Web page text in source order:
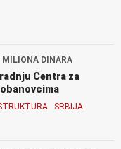
MILIONA DINARA
Centra za
SRBIJA